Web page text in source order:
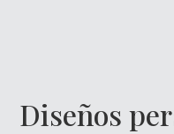
Diseños